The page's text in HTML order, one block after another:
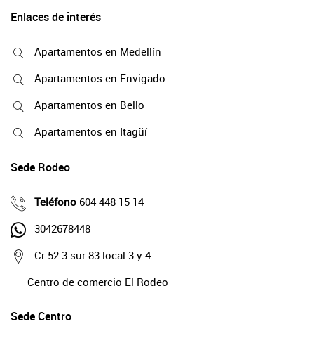
Enlaces de interés
Apartamentos en Medellín
Apartamentos en Envigado
Apartamentos en Bello
Apartamentos en Itagüí
Sede Rodeo
Teléfono 604 448 15 14
3042678448
Cr 52 3 sur 83 local 3 y 4
Centro de comercio El Rodeo
Sede Centro